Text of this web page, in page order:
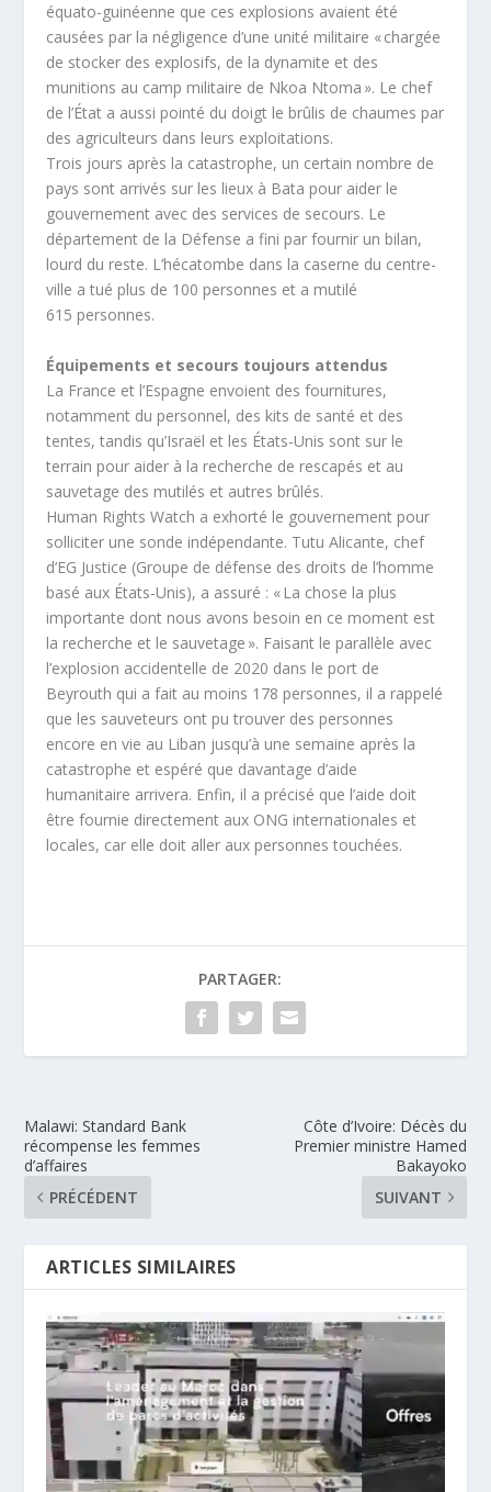
équato-guinéenne que ces explosions avaient été
causées par la négligence d’une unité militaire « chargée
de stocker des explosifs, de la dynamite et des
munitions au camp militaire de Nkoa Ntoma ». Le chef
de l’État a aussi pointé du doigt le brûlis de chaumes par
des agriculteurs dans leurs exploitations.
Trois jours après la catastrophe, un certain nombre de
pays sont arrivés sur les lieux à Bata pour aider le
gouvernement avec des services de secours. Le
département de la Défense a fini par fournir un bilan,
lourd du reste. L’hécatombe dans la caserne du centre-
ville a tué plus de 100 personnes et a mutilé
615 personnes.
Équipements et secours toujours attendus
La France et l’Espagne envoient des fournitures,
notamment du personnel, des kits de santé et des
tentes, tandis qu’Israël et les États-Unis sont sur le
terrain pour aider à la recherche de rescapés et au
sauvetage des mutilés et autres brûlés.
Human Rights Watch a exhorté le gouvernement pour
solliciter une sonde indépendante. Tutu Alicante, chef
d’EG Justice (Groupe de défense des droits de l’homme
basé aux États-Unis), a assuré : « La chose la plus
importante dont nous avons besoin en ce moment est
la recherche et le sauvetage ». Faisant le parallèle avec
l’explosion accidentelle de 2020 dans le port de
Beyrouth qui a fait au moins 178 personnes, il a rappelé
que les sauveteurs ont pu trouver des personnes
encore en vie au Liban jusqu’à une semaine après la
catastrophe et espéré que davantage d’aide
humanitaire arrivera. Enfin, il a précisé que l’aide doit
être fournie directement aux ONG internationales et
locales, car elle doit aller aux personnes touchées.
PARTAGER:
Malawi: Standard Bank
récompense les femmes
d’affaires
PRÉCÉDENT
Côte d’Ivoire: Décès du
Premier ministre Hamed
Bakayoko
SUIVANT
ARTICLES SIMILAIRES